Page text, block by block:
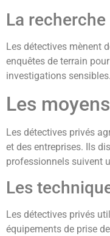
La
Les détectives mènent
enquêtes de terrain
investigations sensibles.
Les
Les détectives privés
et des entreprises. Ils
professionnels suivent
Les
Les détectives privés
équipements de prise